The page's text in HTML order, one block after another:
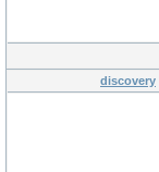
discovery